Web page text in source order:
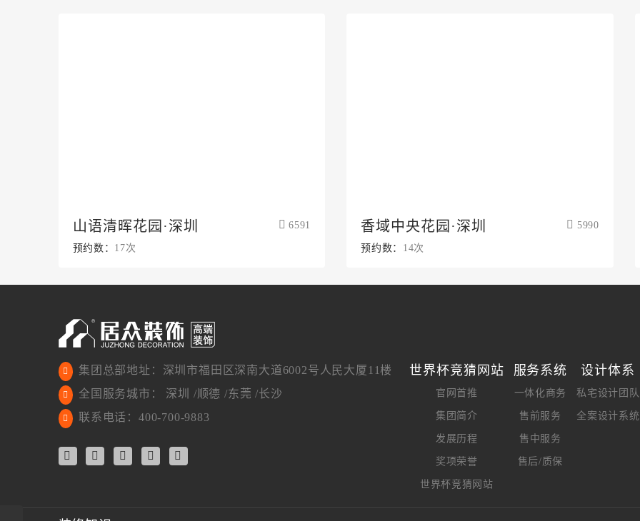
山语清晖花园·深圳 6591
预约数： 17次
香域中央花园·深圳 5990
预约数： 14次
集团总部地址：深圳市福田区深南大道6002号人民大厦11楼
全国服务城市： 深圳 /顺德 /东莞 /长沙
联系电话：400-700-9883
世界杯竞猜网站
官网首推
集团简介
发展历程
奖项荣誉
世界杯竞猜网站
服务系统
一体化商务
售前服务
售中服务
售后/质保
设计体系
私宅设计团队
全案设计系统